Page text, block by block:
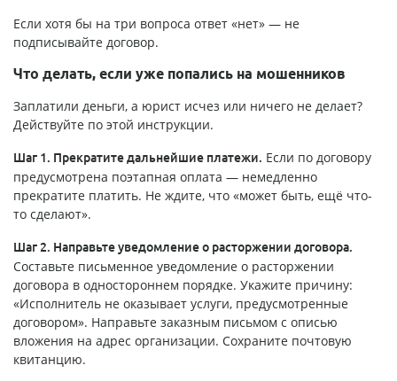
Если хотя бы на три вопроса ответ «нет» — не
подписывайте договор.
Что делать, если уже попались на мошенников
Заплатили деньги, а юрист исчез или ничего не делает?
Действуйте по этой инструкции.
Шаг 1. Прекратите дальнейшие платежи. Если по договору
предусмотрена поэтапная оплата — немедленно
прекратите платить. Не ждите, что «может быть, ещё что-
то сделают».
Шаг 2. Направьте уведомление о расторжении договора.
Составьте письменное уведомление о расторжении
договора в одностороннем порядке. Укажите причину:
«Исполнитель не оказывает услуги, предусмотренные
договором». Направьте заказным письмом с описью
вложения на адрес организации. Сохраните почтовую
квитанцию.